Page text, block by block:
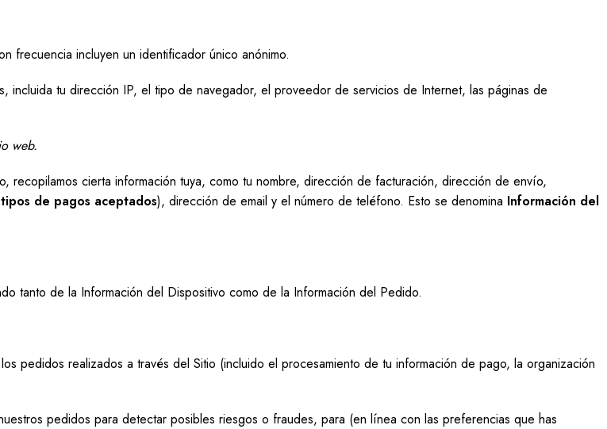
frecuencia incluyen un identificador único anónimo.
incluida tu dirección IP, el tipo de navegador, el proveedor de servicios de Internet, las páginas de
web.
recopilamos cierta información tuya, como tu nombre, dirección de facturación, dirección de envío,
de pagos aceptados), dirección de email y el número de teléfono. Esto se denomina Información del
tanto de la Información del Dispositivo como de la Información del Pedido.
pedidos realizados a través del Sitio (incluido el procesamiento de tu información de pago, la organización
pedidos para detectar posibles riesgos o fraudes, para (en línea con las preferencias que has